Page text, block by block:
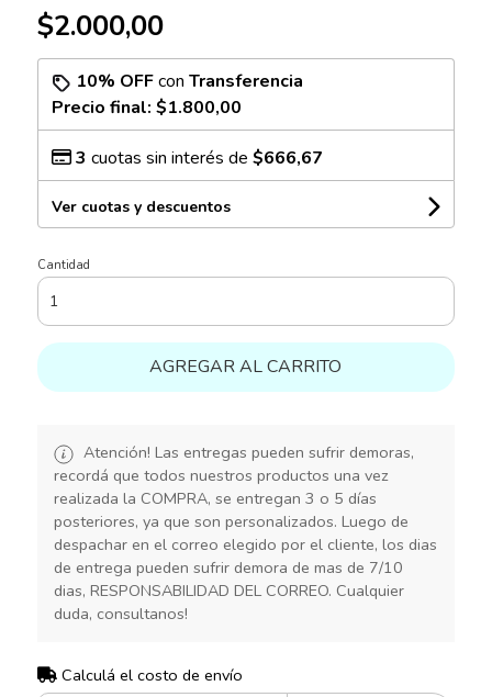
$2.000,00
10% OFFcon Transferencia
Precio final: $1.800,00
3 cuotas sin interés de $666,67
Ver cuotas y descuentos
Cantidad
AGREGAR AL CARRITO
Atención! Las entregas pueden sufrir demoras,
recordá que todos nuestros productos una vez
realizada la COMPRA, se entregan 3 o 5 días
posteriores, ya que son personalizados. Luego de
despachar en el correo elegido por el cliente, los dias
de entrega pueden sufrir demora de mas de 7/10
dias, RESPONSABILIDAD DEL CORREO. Cualquier
duda, consultanos!
Calculá el costo de envío